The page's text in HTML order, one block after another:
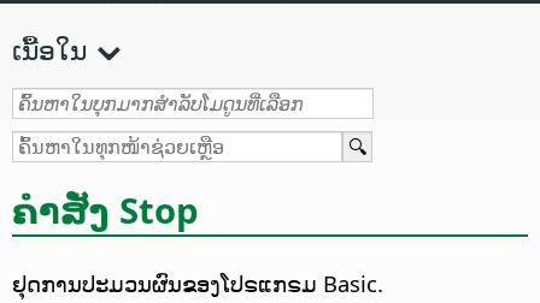
ເນື້ອໃນ
ຄຳສັ່ງ Stop
ຢຸດການປະມວນຜົນຂອງໂປຣແກຣມ Basic.